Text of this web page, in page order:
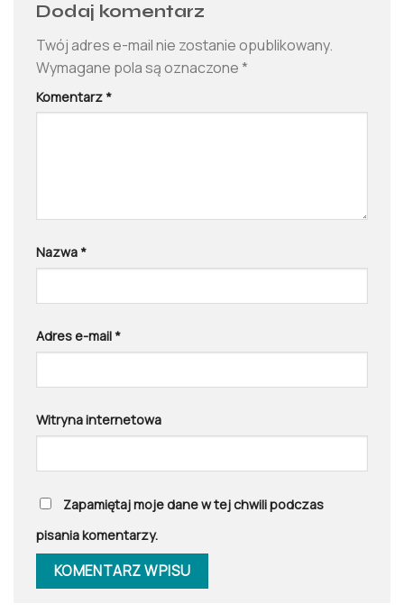
Dodaj komentarz
Twój adres e-mail nie zostanie opublikowany.
Wymagane pola są oznaczone*
Komentarz *
Nazwa *
Adres e-mail *
Witryna internetowa
Zapamiętaj moje dane w tej chwili podczas
pisania komentarzy.